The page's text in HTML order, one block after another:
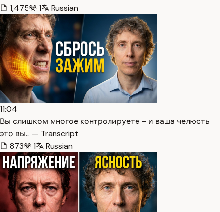
1,475
1 Russian
11:04
Вы слишком многое контролируете – и ваша челюсть
это вы… — Transcript
873
1 Russian